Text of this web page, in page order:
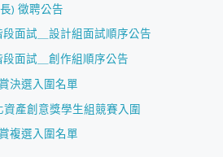
) 徵聘公告
面試＿設計組面試順序公告
面試＿創作組順序公告
決選入圍名單
資產創意獎學生組競賽入圍
複選入圍名單